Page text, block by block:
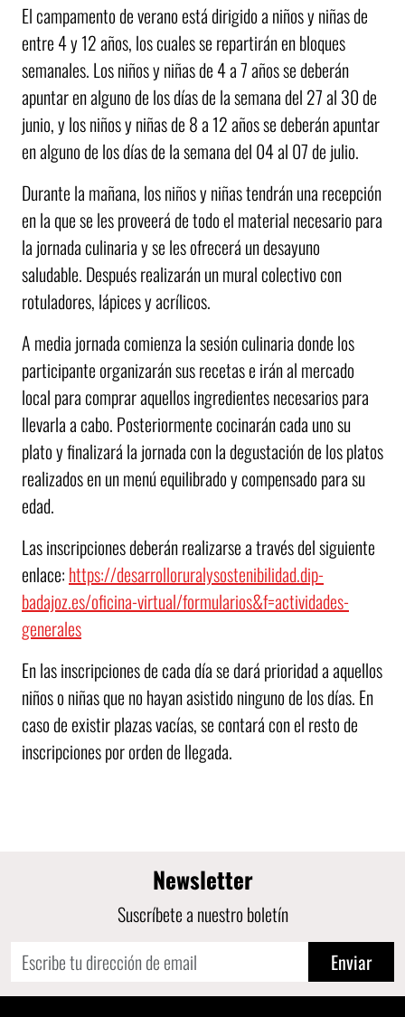
El campamento de verano está dirigido a niños y niñas de
entre 4 y 12 años, los cuales se repartirán en bloques
semanales. Los niños y niñas de 4 a 7 años se deberán
apuntar en alguno de los días de la semana del 27 al 30 de
junio, y los niños y niñas de 8 a 12 años se deberán apuntar
en alguno de los días de la semana del 04 al 07 de julio.
Durante la mañana, los niños y niñas tendrán una recepción
en la que se les proveerá de todo el material necesario para
la jornada culinaria y se les ofrecerá un desayuno
saludable. Después realizarán un mural colectivo con
rotuladores, lápices y acrílicos.
A media jornada comienza la sesión culinaria donde los
participante organizarán sus recetas e irán al mercado
local para comprar aquellos ingredientes necesarios para
llevarla a cabo. Posteriormente cocinarán cada uno su
plato y finalizará la jornada con la degustación de los platos
realizados en un menú equilibrado y compensado para su
edad.
Las inscripciones deberán realizarse a través del siguiente
enlace: https://desarrolloruralysostenibilidad.dip-
badajoz.es/oficina-virtual/formularios&f=actividades-
generales
En las inscripciones de cada día se dará prioridad a aquellos
niños o niñas que no hayan asistido ninguno de los días. En
caso de existir plazas vacías, se contará con el resto de
inscripciones por orden de llegada.
Newsletter
Suscríbete a nuestro boletín
Enviar